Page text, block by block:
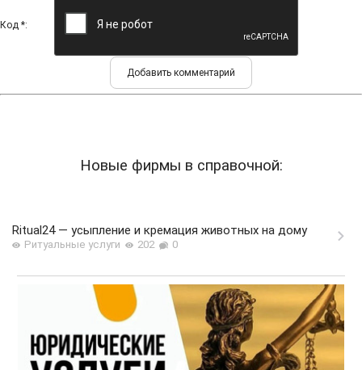
Код *:
Новые фирмы в справочной:
Ritual24 — усыпление и кремация животных на дому
Ритуальные услуги 202 0